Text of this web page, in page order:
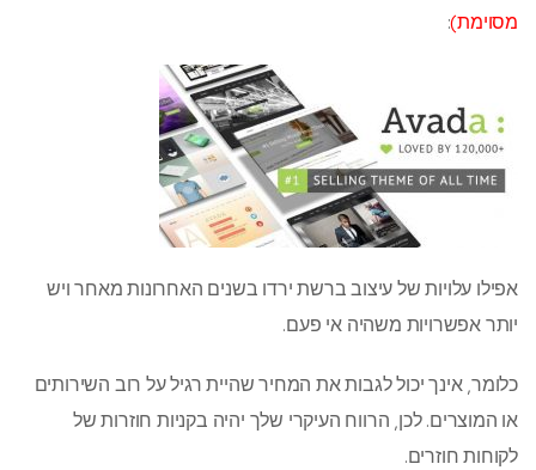
מסוימת):
אפילו עלויות של עיצוב ברשת ירדו בשנים האחרונות מאחר ויש
יותר אפשרויות משהיה אי פעם.
כלומר, אינך יכול לגבות את המחיר שהיית רגיל על רוב השירותים
או המוצרים. לכן, הרווח העיקרי שלך יהיה בקניות חוזרות של
לקוחות חוזרים.